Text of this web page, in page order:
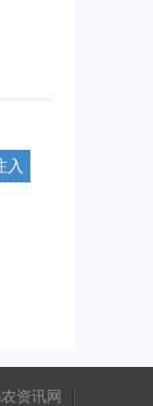
入
资讯网